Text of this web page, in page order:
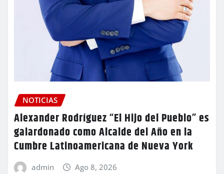
NOTICIAS
Alexander Rodríguez “El Hijo del Pueblo” es
galardonado como Alcalde del Año en la
Cumbre Latinoamericana de Nueva York
admin Ago 8, 2026